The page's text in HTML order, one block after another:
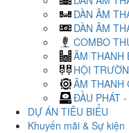
DÀN ÂM
DÀN ÂM
COMBO
ÂM THANH
HỘI
ÂM THANH
ĐẦU PHÁT
DỰ ÁN TIÊU BIỂU
Khuyến mãi & Sự kiện